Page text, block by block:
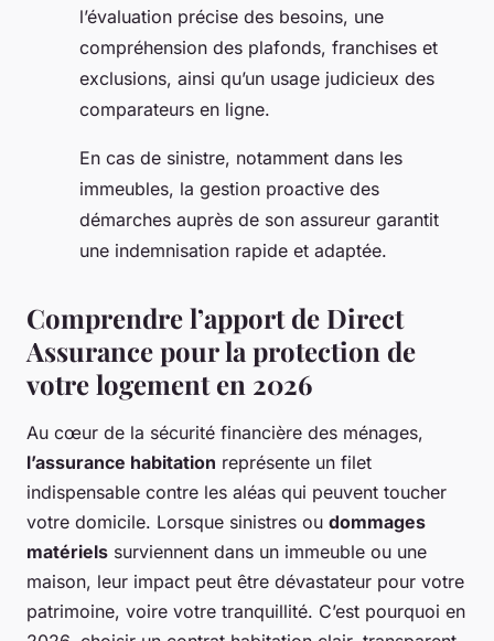
l’évaluation précise des besoins, une
compréhension des plafonds, franchises et
exclusions, ainsi qu’un usage judicieux des
comparateurs en ligne.
En cas de sinistre, notamment dans les
immeubles, la gestion proactive des
démarches auprès de son assureur garantit
une indemnisation rapide et adaptée.
Comprendre l’apport de Direct
Assurance pour la protection de
votre logement en 2026
Au cœur de la sécurité financière des ménages,
l’assurance habitation représente un filet
indispensable contre les aléas qui peuvent toucher
votre domicile. Lorsque sinistres ou dommages
matériels surviennent dans un immeuble ou une
maison, leur impact peut être dévastateur pour votre
patrimoine, voire votre tranquillité. C’est pourquoi en